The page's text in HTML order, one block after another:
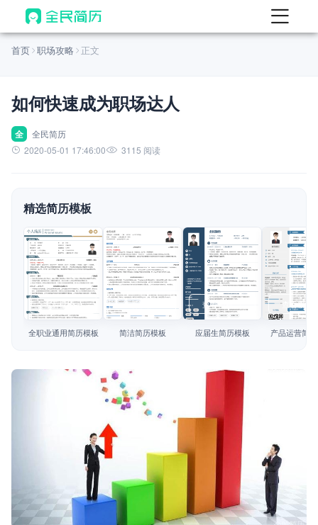
首页
AI 生成简历
AI 优化简历
AI 翻译简历
AI 模拟面试
面试自我介绍
AI 职场工具 New
简历模板
简历教程
首页 职场攻略 正文
如何快速成为职场达人
全
全民简历
2020-05-01 17:46:00
3115 阅读
精选简历模板
查看模板
全职业通用简历模板
查看模板
简洁简历模板
查看模板
应届生简历模板
查看模板
产品运营简